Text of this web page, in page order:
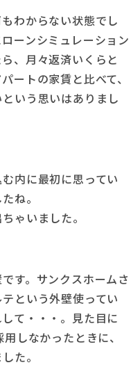
わからない状態でし
ーンシミュレーション
、月々返済いくらと
ートの家賃と比べて、
いう思いはありまし
内に最初に思ってい
ね。
ゃいました。
す。サンクスホームさ
という外壁使ってい
て・・・。見た目に
しなかったときに、
た。